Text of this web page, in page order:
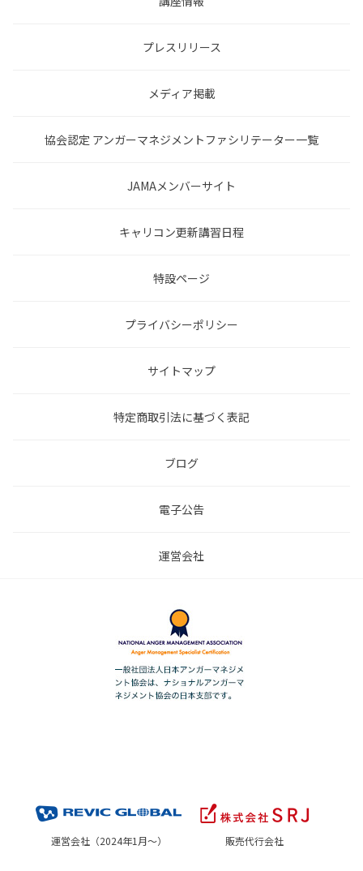
プレスリリース
メディア掲載
協会認定 アンガーマネジメントファシリテーター一覧
JAMAメンバーサイト
キャリコン更新講習日程
特設ページ
プライバシーポリシー
サイトマップ
特定商取引法に基づく表記
ブログ
電子公告
運営会社
運営会社（2024年1月～） 販売代行会社